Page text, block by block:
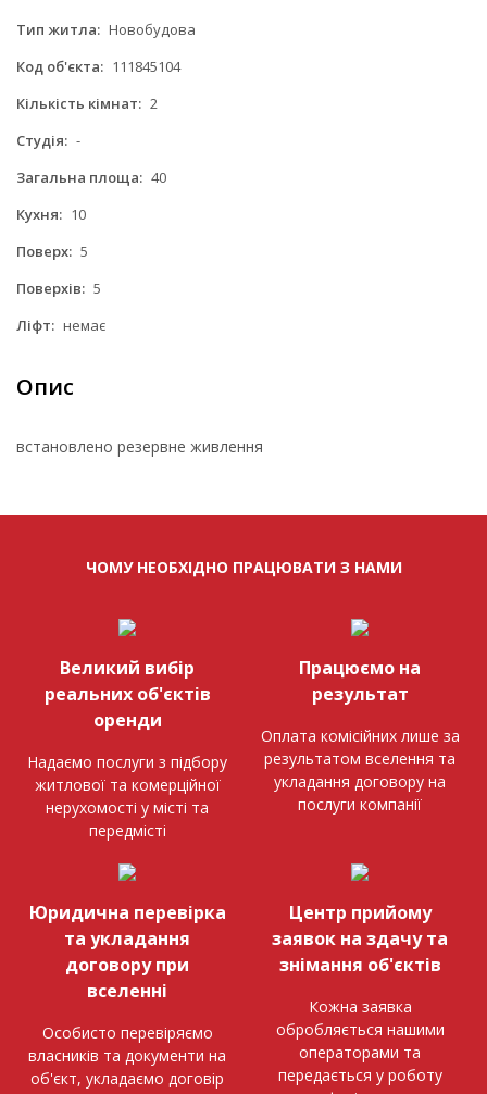
Тип житла: Новобудова
Код об'єкта: 111845104
Кількість кімнат: 2
Студія: -
Загальна площа: 40
Кухня: 10
Поверх: 5
Поверхів: 5
Ліфт: немає
Опис
встановлено резервне живлення
ЧОМУ НЕОБХІДНО ПРАЦЮВАТИ З НАМИ
Великий вибір
реальних об'єктів
оренди
Надаємо послуги з підбору
житлової та комерційної
нерухомості у місті та
передмісті
Працюємо на
результат
Оплата комісійних лише за
результатом вселення та
укладання договору на
послуги компанії
Юридична перевірка
та укладання
договору при
вселенні
Особисто перевіряємо
власників та документи на
об'єкт, укладаємо договір
Центр прийому
заявок на здачу та
знімання об'єктів
Кожна заявка
обробляється нашими
операторами та
передається у роботу